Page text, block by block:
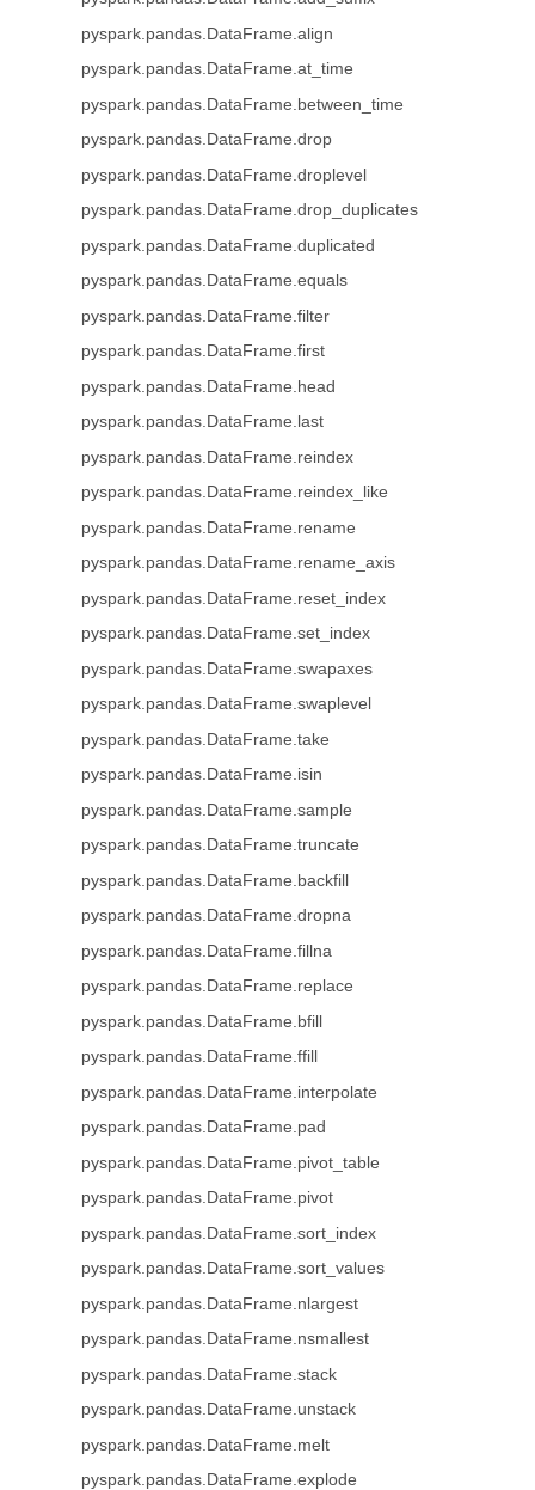
pyspark.pandas.DataFrame.align
pyspark.pandas.DataFrame.at_time
pyspark.pandas.DataFrame.between_time
pyspark.pandas.DataFrame.drop
pyspark.pandas.DataFrame.droplevel
pyspark.pandas.DataFrame.drop_duplicates
pyspark.pandas.DataFrame.duplicated
pyspark.pandas.DataFrame.equals
pyspark.pandas.DataFrame.filter
pyspark.pandas.DataFrame.first
pyspark.pandas.DataFrame.head
pyspark.pandas.DataFrame.last
pyspark.pandas.DataFrame.reindex
pyspark.pandas.DataFrame.reindex_like
pyspark.pandas.DataFrame.rename
pyspark.pandas.DataFrame.rename_axis
pyspark.pandas.DataFrame.reset_index
pyspark.pandas.DataFrame.set_index
pyspark.pandas.DataFrame.swapaxes
pyspark.pandas.DataFrame.swaplevel
pyspark.pandas.DataFrame.take
pyspark.pandas.DataFrame.isin
pyspark.pandas.DataFrame.sample
pyspark.pandas.DataFrame.truncate
pyspark.pandas.DataFrame.backfill
pyspark.pandas.DataFrame.dropna
pyspark.pandas.DataFrame.fillna
pyspark.pandas.DataFrame.replace
pyspark.pandas.DataFrame.bfill
pyspark.pandas.DataFrame.ffill
pyspark.pandas.DataFrame.interpolate
pyspark.pandas.DataFrame.pad
pyspark.pandas.DataFrame.pivot_table
pyspark.pandas.DataFrame.pivot
pyspark.pandas.DataFrame.sort_index
pyspark.pandas.DataFrame.sort_values
pyspark.pandas.DataFrame.nlargest
pyspark.pandas.DataFrame.nsmallest
pyspark.pandas.DataFrame.stack
pyspark.pandas.DataFrame.unstack
pyspark.pandas.DataFrame.melt
pyspark.pandas.DataFrame.explode